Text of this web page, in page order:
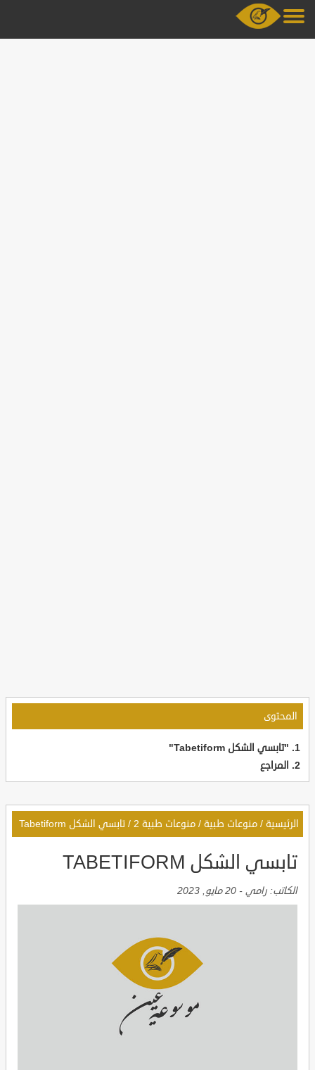
المحتوى
"تابسي الشكل Tabetiform"
المراجع
الرئيسية / منوعات طبية / منوعات طبية 2 / تابسي الشكل Tabetiform
تابسي الشكل TABETIFORM
الكاتب: رامي - 20 مايو, 2023